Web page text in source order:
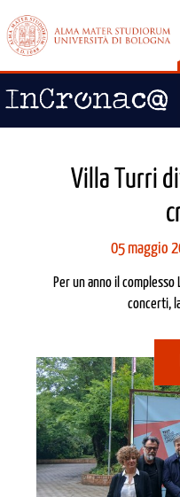
Villa Turri
05 maggio
Per un anno il
concerti,